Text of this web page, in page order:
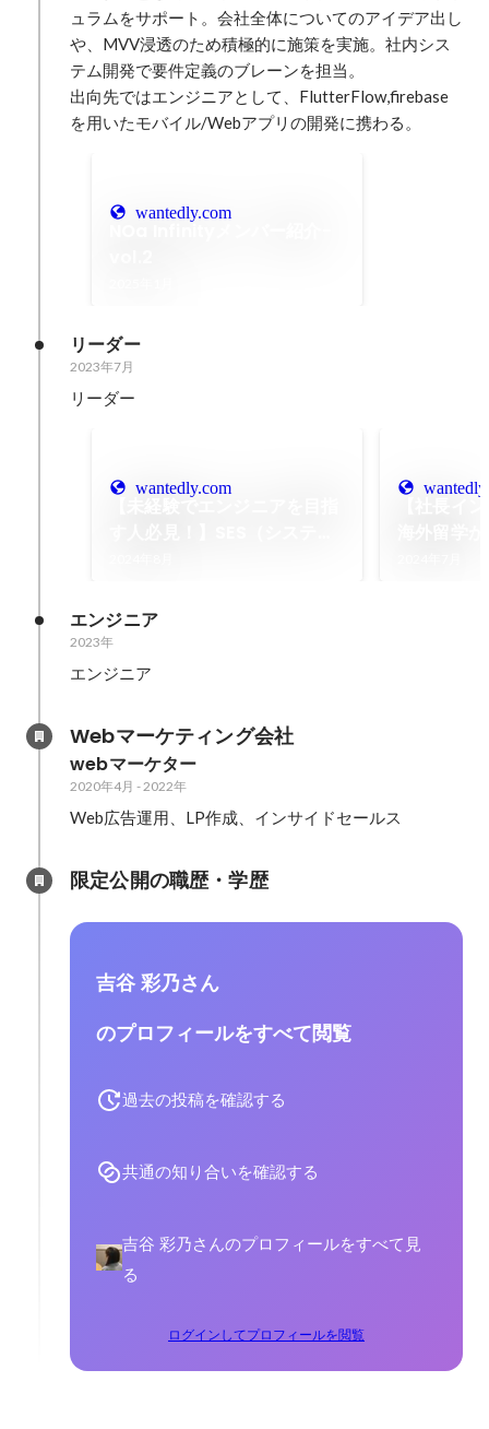
ュラムをサポート。会社全体についてのアイデア出し
や、MVV浸透のため積極的に施策を実施。社内シス
テム開発で要件定義のブレーンを担当。
出向先ではエンジニアとして、FlutterFlow,firebase
を用いたモバイル/Webアプリの開発に携わる。
wantedly.com
リーダー
2023年7月
リーダー
wantedly.com
エンジニア
2023年
エンジニア
Webマーケティング会社
webマーケター
2020年4月 - 2022年
Web広告運用、LP作成、インサイドセールス
限定公開の職歴・学歴
吉谷 彩乃さん
のプロフィールをすべて閲覧
過去の投稿を確認する
共通の知り合いを確認する
吉谷 彩乃さんのプロフィールをすべて見
る
ログインしてプロフィールを閲覧